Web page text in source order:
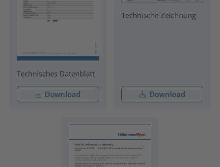
Technisches Datenblatt
Download
Technische Zeichnung
Download